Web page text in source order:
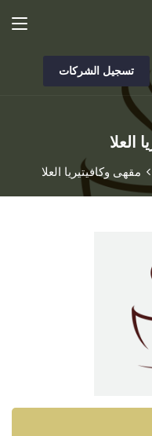
تسجيل الشركات
العلا
مقهى وكافيتيريا العلا